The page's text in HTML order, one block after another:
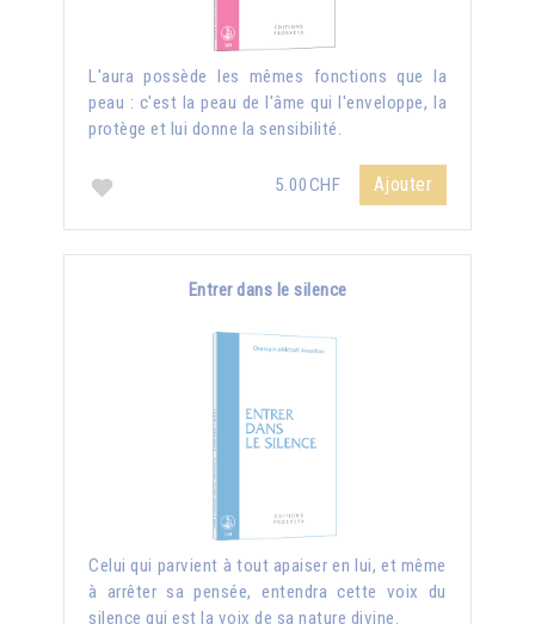
L'aura possède les mêmes fonctions que la
peau : c'est la peau de l'âme qui l'enveloppe, la
protège et lui donne la sensibilité.
5.00CHF Ajouter
Entrer dans le silence
Celui qui parvient à tout apaiser en lui, et même
à arrêter sa pensée, entendra cette voix du
silence qui est la voix de sa nature divine.